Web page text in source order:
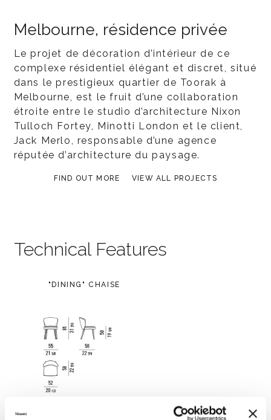
Melbourne, résidence privée
Le projet de décoration d’intérieur de ce
complexe résidentiel élégant et discret, situé
dans le prestigieux quartier de Toorak à
Melbourne, est le fruit d’une collaboration
étroite entre le studio d’architecture Nixon
Tulloch Fortey, Minotti London et le client,
Jack Merlo, responsable d’une agence
réputée d’architecture du paysage.
FIND OUT MORE VIEW ALL PROJECTS
Technical Features
"DINING" CHAISE